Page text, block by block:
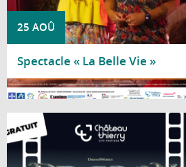
25 AOÛ
Spectacle « La Belle Vie »
Lire la suite
Le château médiéval se transforme en
salle de cinéma à ciel ouvert le temps
d'une soirée estivale, le vendredi 28 août